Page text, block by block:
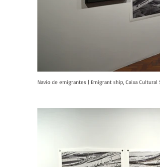
Navio de emigrantes | Emigrant ship, Caixa